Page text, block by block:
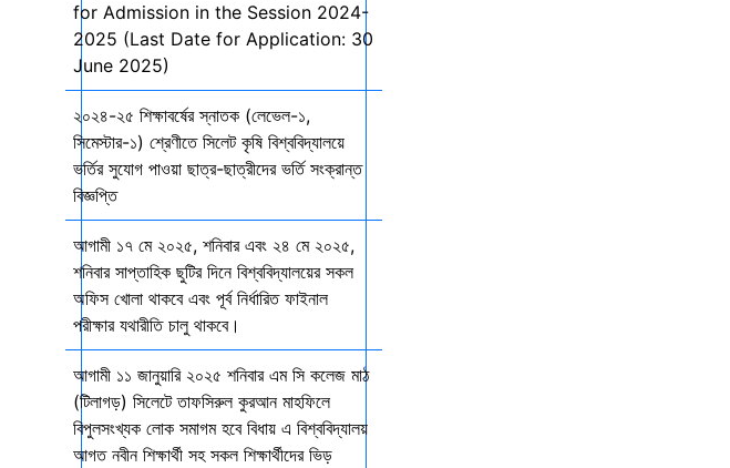
for Admission in the Session 2024-
2025 (Last Date for Application: 30
June 2025)
২০২৪-২৫ শিক্ষাবর্ষের স্নাতক (লেভেল-১,
সিমেস্টার-১) শ্রেণীতে সিলেট কৃষি বিশ্ববিদ্যালয়ে
ভর্তির সুযোগ পাওয়া ছাত্র-ছাত্রীদের ভর্তি সংক্রান্ত
বিজ্ঞপ্তি
আগামী ১৭ মে ২০২৫, শনিবার এবং ২৪ মে ২০২৫,
শনিবার সাপ্তাহিক ছুটির দিনে বিশ্ববিদ্যালয়ের সকল
অফিস খোলা থাকবে এবং পূর্ব নির্ধারিত ফাইনাল
পরীক্ষার যথারীতি চালু থাকবে।
আগামী ১১ জানুয়ারি ২০২৫ শনিবার এম সি কলেজ মাঠ
(টিলাগড়) সিলেটে তাফসিরুল কুরআন মাহফিলে
বিপুলসংখ্যক লোক সমাগম হবে বিধায় এ বিশ্ববিদ্যালয়
আগত নবীন শিক্ষার্থী সহ সকল শিক্ষার্থীদের ভিড়